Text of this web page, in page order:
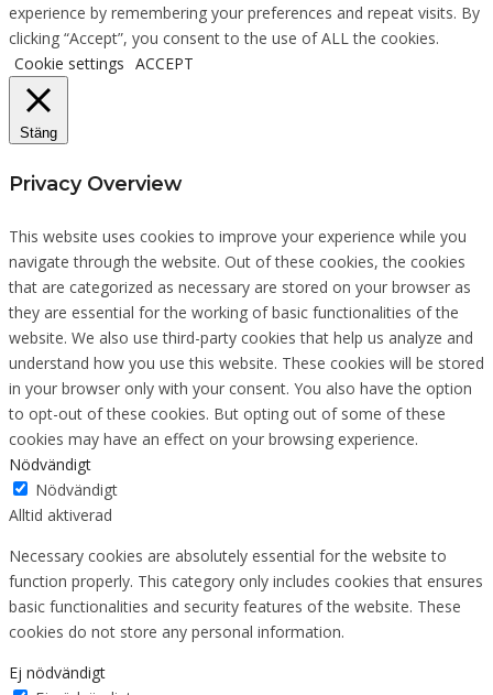
experience by remembering your preferences and repeat visits. By
clicking “Accept”, you consent to the use of ALL the cookies.
Cookie settings ACCEPT
Stäng
Privacy Overview
This website uses cookies to improve your experience while you
navigate through the website. Out of these cookies, the cookies
that are categorized as necessary are stored on your browser as
they are essential for the working of basic functionalities of the
website. We also use third-party cookies that help us analyze and
understand how you use this website. These cookies will be stored
in your browser only with your consent. You also have the option
to opt-out of these cookies. But opting out of some of these
cookies may have an effect on your browsing experience.
Nödvändigt
Nödvändigt
Alltid aktiverad
Necessary cookies are absolutely essential for the website to
function properly. This category only includes cookies that ensures
basic functionalities and security features of the website. These
cookies do not store any personal information.
Ej nödvändigt